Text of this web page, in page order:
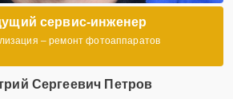
сервис-инженер
– ремонт фотоаппаратов
Сергеевич Петров